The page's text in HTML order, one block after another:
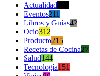
Actualidad
Eventos211
Libros y Guías42
Ocio312
Producto215
Recetas de Cocina27
Salud144
Tecnología151